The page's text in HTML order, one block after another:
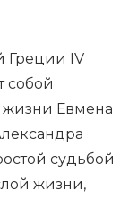
Греции IV
собой
жизни Евмена
судьбой
жизни,